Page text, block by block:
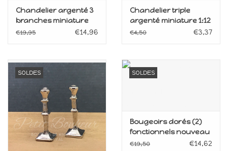
Chandelier argenté 3
branches miniature
1:12
€19,95 €14,96
Chandelier triple
argenté miniature 1:12
€4,50 €3,37
SOLDES SOLDES
Bougeoirs dorés (2)
fonctionnels nouveau
modèle miniatures 1:12
€19,50 €14,62